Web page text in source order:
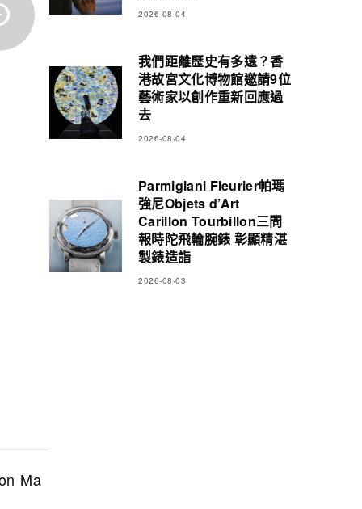
Ma
2026-08-04
我們距離歷史有多遠？香
港故宮文化博物館邀請9位
藝術家以創作重新回應過
去
2026-08-04
Parmigiani Fleurier帕瑪
強尼Objets d’Art
Carillon Tourbillon三問
報時陀飛輪腕錶 彰顯精湛
製錶造詣
2026-08-03